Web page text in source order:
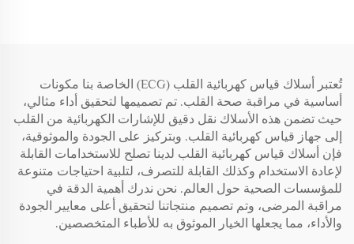
تُعتبر أسلاك قياس كهربائية القلب (ECG) الخاصة بنا مكونات
أساسية في مراقبة صحة القلب. تم تصميمها لتحقيق أداء مثالي،
حيث تضمن هذه الأسلاك نقل دقيق للإشارات الكهربائية من القلب
إلى جهاز قياس كهربائية القلب. وبتركيز على الجودة والموثوقية،
فإن أسلاك قياس كهربائية القلب لدينا تصلح للاستخدامات القابلة
لإعادة الاستخدام وكذلك القابلة للتصرف، لتلبية احتياجات متنوعة
للمؤسسات الصحية حول العالم. نحن ندرك أهمية الدقة في
مراقبة المرضى، وتم تصميم منتجاتنا لتحقيق أعلى معايير الجودة
والأداء، مما يجعلها الخيار الموثوق به للأطباء المتخصصين.